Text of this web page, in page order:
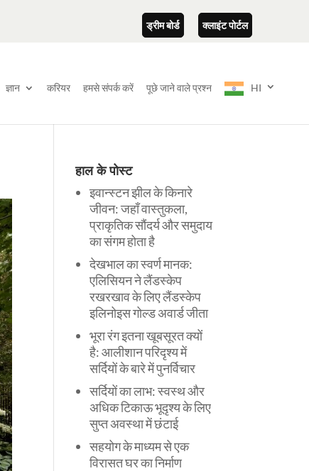
ड्रीम बोर्ड क्लाइंट पोर्टल
ज्ञान करियर हमसे संपर्क करें पूछे जाने वाले प्रश्न HI
हाल के पोस्ट
इवान्स्टन झील के किनारे
जीवन: जहाँ वास्तुकला,
प्राकृतिक सौंदर्य और समुदाय
का संगम होता है
देखभाल का स्वर्ण मानक:
एलिसियन ने लैंडस्केप
रखरखाव के लिए लैंडस्केप
इलिनोइस गोल्ड अवार्ड जीता
भूरा रंग इतना खूबसूरत क्यों
है: आलीशान परिदृश्य में
सर्दियों के बारे में पुनर्विचार
सर्दियों का लाभ: स्वस्थ और
अधिक टिकाऊ भूदृश्य के लिए
सुप्त अवस्था में छंटाई
सहयोग के माध्यम से एक
विरासत घर का निर्माण